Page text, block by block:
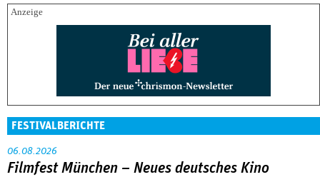
FESTIVALBERICHTE
06.08.2026
Filmfest München – Neues deutsches Kino